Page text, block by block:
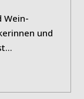
Wein-
und